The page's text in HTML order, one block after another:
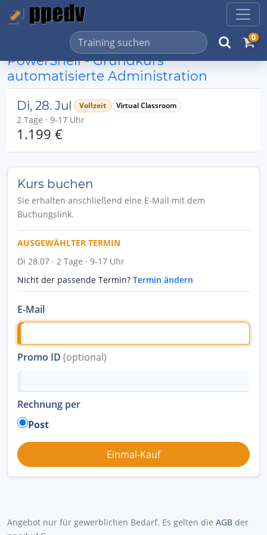
0
PowerShell - Grundkurs
automatisierte Administration
Di, 28. Jul Vollzeit Virtual Classroom
2 Tage · 9-17 Uhr
1.199 €
Kurs buchen
Sie erhalten anschließend eine E-Mail mit dem
Buchungslink.
AUSGEWÄHLTER TERMIN
Di 28.07 · 2 Tage · 9-17 Uhr
Nicht der passende Termin? Termin ändern
E-Mail
Promo ID (optional)
Rechnung per
Post
Angebot nur für gewerblichen Bedarf. Es gelten die AGB der